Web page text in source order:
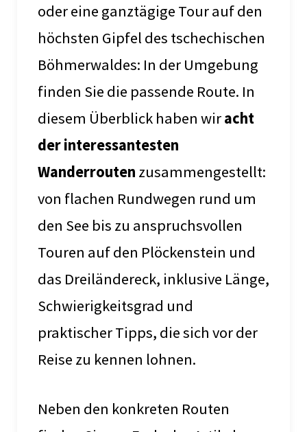
oder eine ganztägige Tour auf den
höchsten Gipfel des tschechischen
Böhmerwaldes: In der Umgebung
finden Sie die passende Route. In
diesem Überblick haben wiracht
der interessantesten
Wanderrouten zusammengestellt:
von flachen Rundwegen rund um
den See bis zu anspruchsvollen
Touren auf den Plöckenstein und
das Dreiländereck, inklusive Länge,
Schwierigkeitsgrad und
praktischer Tipps, die sich vor der
Reise zu kennen lohnen.
Neben den konkreten Routen